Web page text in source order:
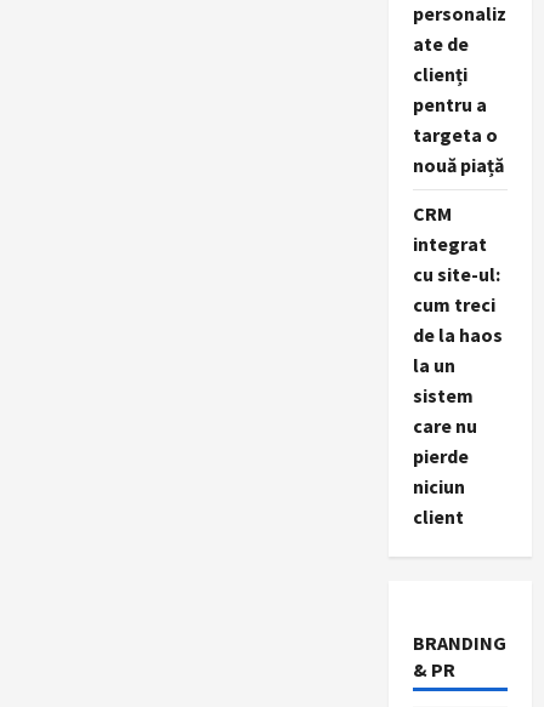
personaliz
ate de
clienți
pentru a
targeta o
nouă piață
CRM
integrat
cu site-ul:
cum treci
de la haos
la un
sistem
care nu
pierde
niciun
client
BRANDING
& PR